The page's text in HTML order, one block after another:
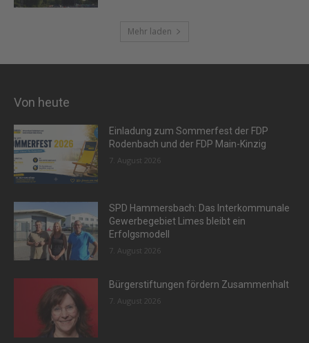
Mehr laden
Von heute
Einladung zum Sommerfest der FDP
Rodenbach und der FDP Main-Kinzig
7. August 2026
SPD Hammersbach: Das Interkommunale
Gewerbegebiet Limes bleibt ein
Erfolgsmodell
7. August 2026
Bürgerstiftungen fördern Zusammenhalt
7. August 2026